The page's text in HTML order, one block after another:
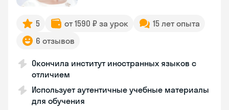
5 от 1590 ₽ за урок
15 лет опыта
6 отзывов
Окончила институт иностранных языков с
отличием
Использует аутентичные учебные материалы
для обучения